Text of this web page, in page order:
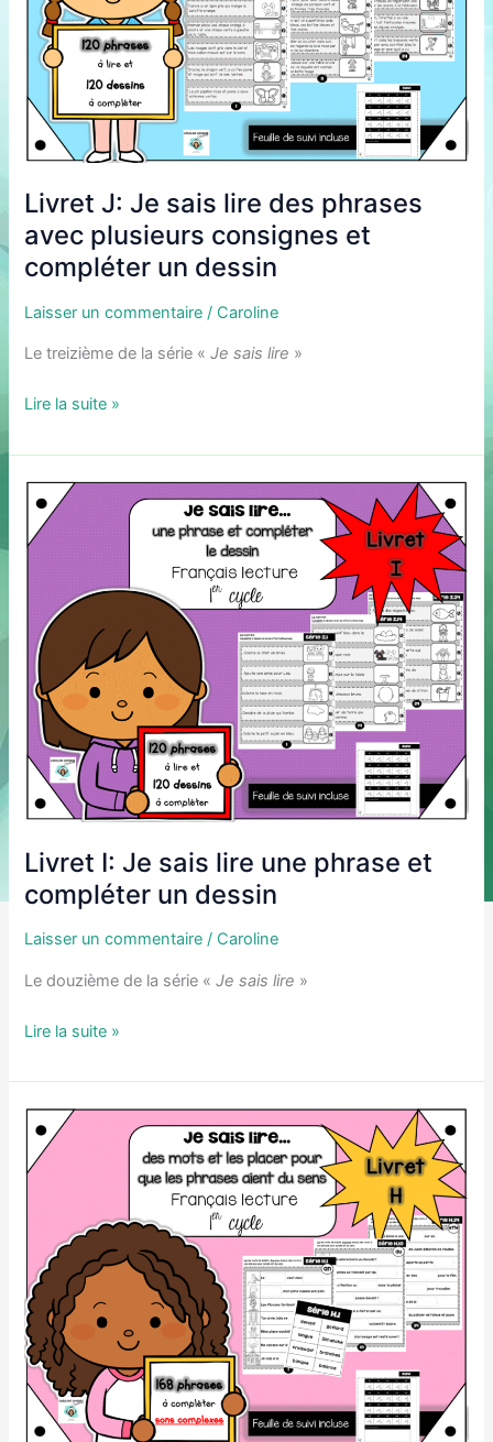
les
associer
image
Livret J: Je sais lire des phrases
avec plusieurs consignes et
compléter un dessin
Laisser un commentaire / Caroline
Le treizième de la série «Je sais lire »
Livret
Je
sais
lire
des
phrases
plusieurs
consignes
et
compléter
un
dessin
Lire la suite »
Livret I: Je sais lire une phrase et
compléter un dessin
Laisser un commentaire / Caroline
Le douzième de la série «Je sais lire »
Livret
Je
sais
lire
une
compléter
un
dessin
Lire la suite »